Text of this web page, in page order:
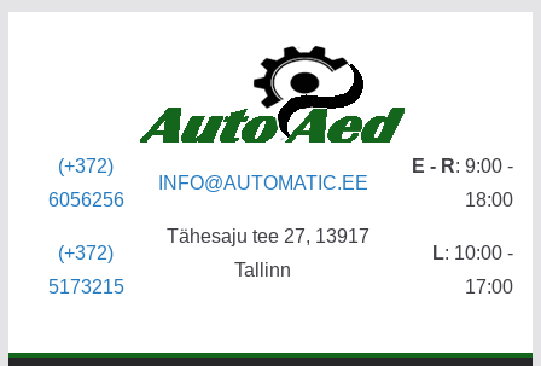
(+372)
6056256
(+372)
5173215
INFO@AUTOMATIC.EE
Tähesaju tee 27, 13917
Tallinn
E - R: 9:00 -
18:00
L: 10:00 -
17:00